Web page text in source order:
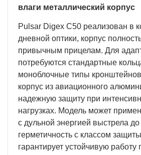
влаги металлический корпус
Pulsar Digex C50 реализован в
дневной оптики, корпус
привычным прицелам. Для
потребуются стандартные
моноблочные типы
корпус из авиационного
надежную защиту при
нагрузках. Модель может
с дульной энергией выстрела
герметичность с классом
гарантирует устойчивую